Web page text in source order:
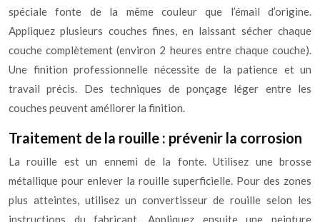
spéciale fonte de la même couleur que l’émail d’origine.
Appliquez plusieurs couches fines, en laissant sécher chaque
couche complètement (environ 2 heures entre chaque couche).
Une finition professionnelle nécessite de la patience et un
travail précis. Des techniques de ponçage léger entre les
couches peuvent améliorer la finition.
Traitement de la rouille : prévenir la corrosion
La rouille est un ennemi de la fonte. Utilisez une brosse
métallique pour enlever la rouille superficielle. Pour des zones
plus atteintes, utilisez un convertisseur de rouille selon les
instructions du fabricant. Appliquez ensuite une peinture